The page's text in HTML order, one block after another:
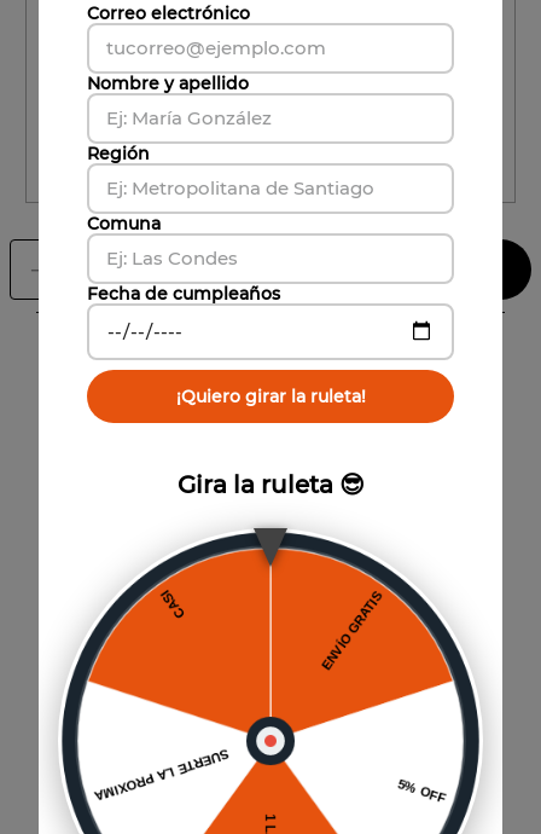
Comuna
Comuna
CALCULAR ENVÍO
＋
－
Características
Formato
310 cc
También te puede interesar
Gira la ruleta 😎
Correo electrónico
Nombre y apellido
Región
Comuna
Fecha de cumpleaños
¡Quiero girar la ruleta!